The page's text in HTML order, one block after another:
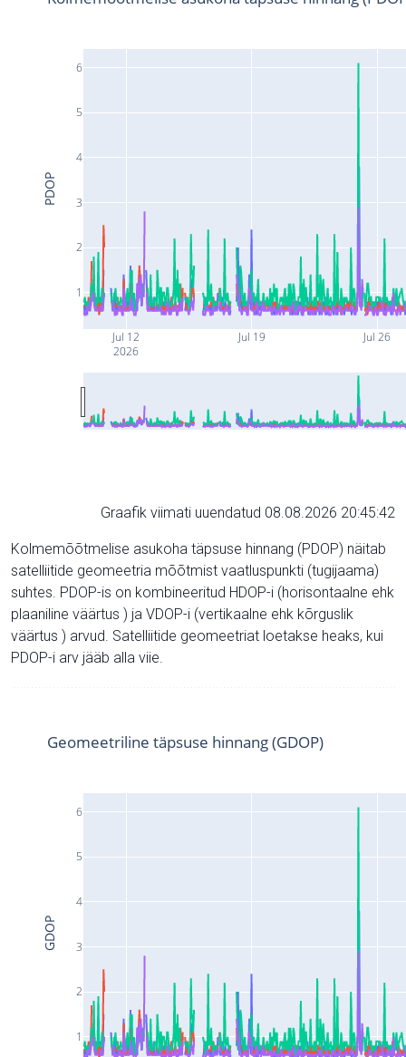
Jul 12
2026
Jul 19 Jul 26
1
2
3
4
5
6
PDOP
Graafik viimati uuendatud 08.08.2026 20:45:42
Kolmemõõtmelise asukoha täpsuse hinnang (PDOP) näitab
satelliitide geomeetria mõõtmist vaatluspunkti (tugijaama)
suhtes. PDOP-is on kombineeritud HDOP-i (horisontaalne ehk
plaaniline väärtus ) ja VDOP-i (vertikaalne ehk kõrguslik
väärtus ) arvud. Satelliitide geomeetriat loetakse heaks, kui
PDOP-i arv jääb alla viie.
1
2
3
4
5
6
Geomeetriline täpsuse hinnang (GDOP)
GDOP